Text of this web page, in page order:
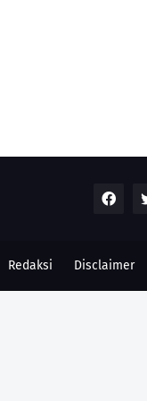
Redaksi Disclaimer